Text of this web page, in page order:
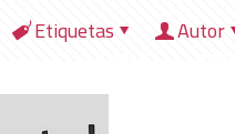
Etiquetas Autor